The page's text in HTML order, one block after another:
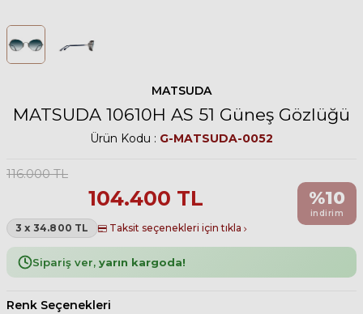
MATSUDA
MATSUDA 10610H AS 51 Güneş Gözlüğü
Ürün Kodu : G-MATSUDA-0052
116.000TL
104.400 TL
3 x 34.800 TL Taksit seçenekleri için tıkla
%10
indirim
Sipariş ver, yarın kargoda!
Renk Seçenekleri